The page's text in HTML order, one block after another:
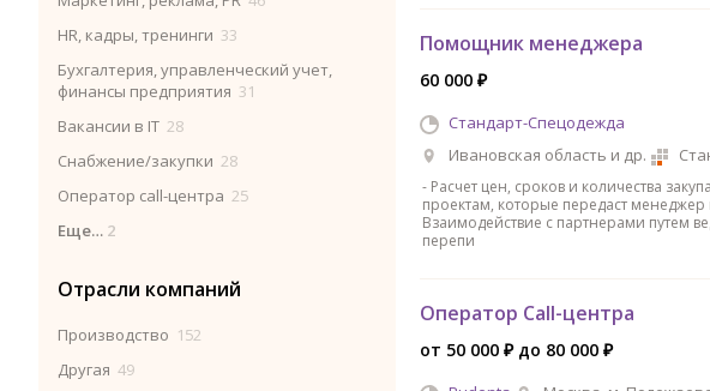
HR, кадры, тренинги 33
Бухгалтерия, управленческий учет,
финансы предприятия 31
Вакансии в IT 28
Снабжение/закупки 28
Оператор call-центра 25
Еще… 2
Отрасли компаний
Производство 152
Другая 49
Помощник менеджера
60 000 ₽
Стандарт-Спецодежда
Ивановская область и др.
- Расчет цен, сроков и количества
проектам, которые передаст менеджер
Взаимодействие с партнерами путем
перепи
Оператор Call-центра
от 50 000 ₽ до 80 000 ₽